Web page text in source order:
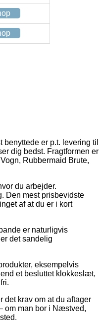
er p.t. levering til
dig bedst. Fragtformen er
Rubbermaid Brute,
du arbejder.
Den mest prisbevidste
af at du er i kort
er naturligvis
det sandelig
eksempelvis
et besluttet klokkeslæt,
det krav om at du aftager
om man bor i Næstved,